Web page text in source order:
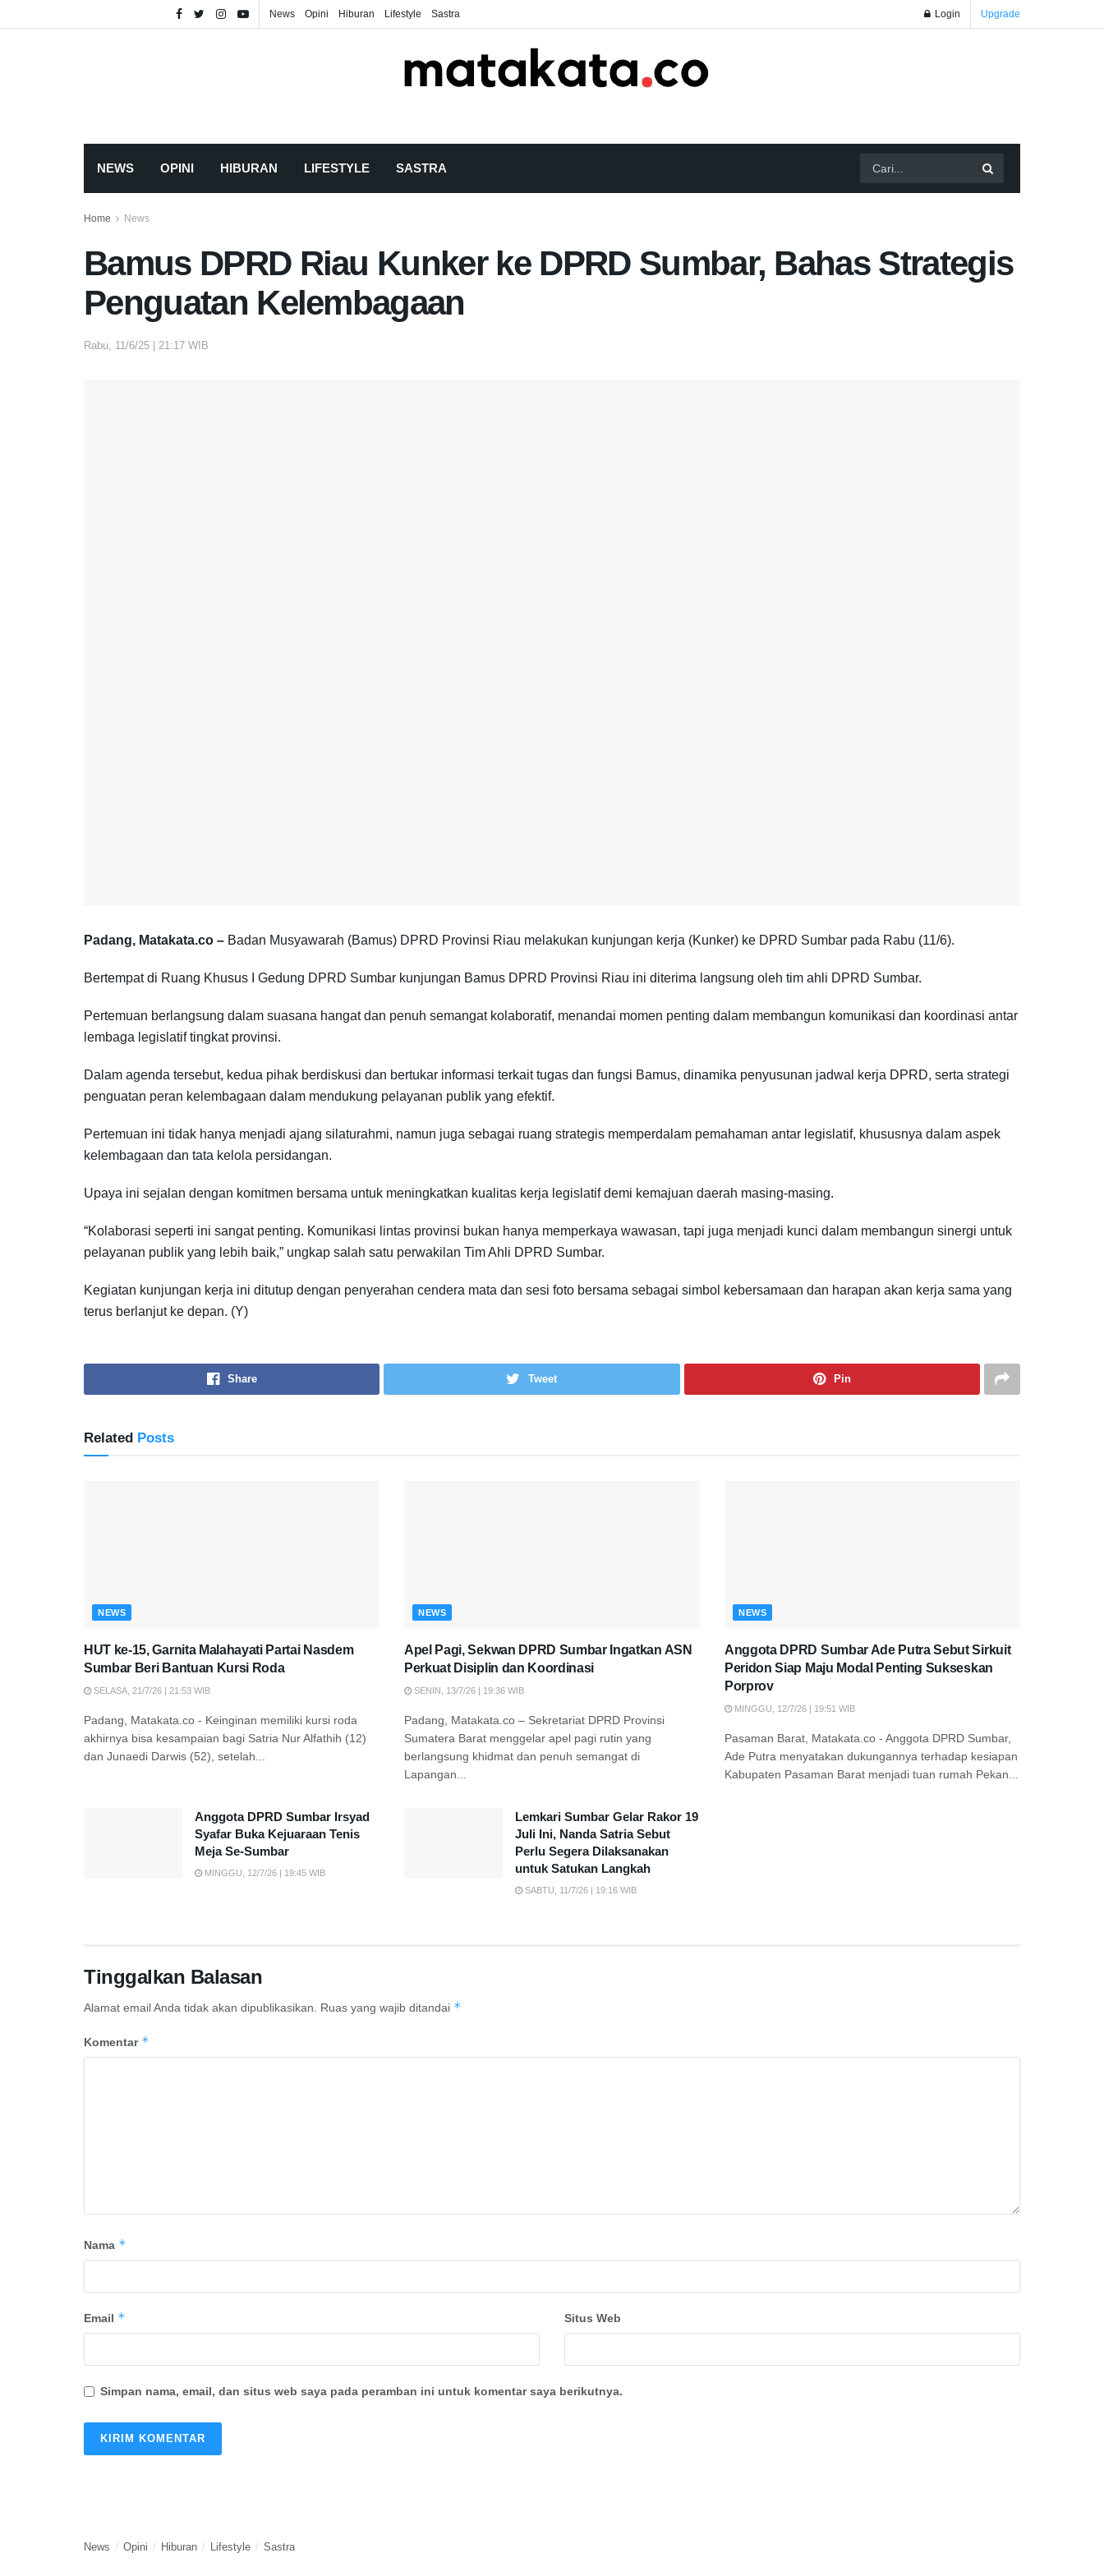
News Opini Hiburan Lifestyle Sastra Login Upgrade
NEWS OPINI HIBURAN LIFESTYLE SASTRA
Home News
Bamus DPRD Riau Kunker ke DPRD Sumbar, Bahas Strategis
Penguatan Kelembagaan
Rabu, 11/6/25 | 21:17 WIB
Padang, Matakata.co – Badan Musyawarah (Bamus) DPRD Provinsi Riau melakukan kunjungan kerja (Kunker) ke DPRD Sumbar pada Rabu (11/6).
Bertempat di Ruang Khusus I Gedung DPRD Sumbar kunjungan Bamus DPRD Provinsi Riau ini diterima langsung oleh tim ahli DPRD Sumbar.
Pertemuan berlangsung dalam suasana hangat dan penuh semangat kolaboratif, menandai momen penting dalam membangun komunikasi dan koordinasi antar
lembaga legislatif tingkat provinsi.
Dalam agenda tersebut, kedua pihak berdiskusi dan bertukar informasi terkait tugas dan fungsi Bamus, dinamika penyusunan jadwal kerja DPRD, serta strategi
penguatan peran kelembagaan dalam mendukung pelayanan publik yang efektif.
Pertemuan ini tidak hanya menjadi ajang silaturahmi, namun juga sebagai ruang strategis memperdalam pemahaman antar legislatif, khususnya dalam aspek
kelembagaan dan tata kelola persidangan.
Upaya ini sejalan dengan komitmen bersama untuk meningkatkan kualitas kerja legislatif demi kemajuan daerah masing-masing.
“Kolaborasi seperti ini sangat penting. Komunikasi lintas provinsi bukan hanya memperkaya wawasan, tapi juga menjadi kunci dalam membangun sinergi untuk
pelayanan publik yang lebih baik,” ungkap salah satu perwakilan Tim Ahli DPRD Sumbar.
Kegiatan kunjungan kerja ini ditutup dengan penyerahan cendera mata dan sesi foto bersama sebagai simbol kebersamaan dan harapan akan kerja sama yang
terus berlanjut ke depan. (Y)
Share Tweet Pin
Related Posts
NEWS
HUT ke-15, Garnita Malahayati Partai Nasdem
Sumbar Beri Bantuan Kursi Roda
SELASA, 21/7/26 | 21:53 WIB
Padang, Matakata.co - Keinginan memiliki kursi roda
akhirnya bisa kesampaian bagi Satria Nur Alfathih (12)
dan Junaedi Darwis (52), setelah...
NEWS
Apel Pagi, Sekwan DPRD Sumbar Ingatkan ASN
Perkuat Disiplin dan Koordinasi
SENIN, 13/7/26 | 19:36 WIB
Padang, Matakata.co – Sekretariat DPRD Provinsi
Sumatera Barat menggelar apel pagi rutin yang
berlangsung khidmat dan penuh semangat di
Lapangan...
NEWS
Anggota DPRD Sumbar Ade Putra Sebut Sirkuit
Peridon Siap Maju Modal Penting Sukseskan
Porprov
MINGGU, 12/7/26 | 19:51 WIB
Pasaman Barat, Matakata.co - Anggota DPRD Sumbar,
Ade Putra menyatakan dukungannya terhadap kesiapan
Kabupaten Pasaman Barat menjadi tuan rumah Pekan...
Anggota DPRD Sumbar Irsyad
Syafar Buka Kejuaraan Tenis
Meja Se-Sumbar
MINGGU, 12/7/26 | 19:45 WIB
Lemkari Sumbar Gelar Rakor 19
Juli Ini, Nanda Satria Sebut
Perlu Segera Dilaksanakan
untuk Satukan Langkah
SABTU, 11/7/26 | 19:16 WIB
Tinggalkan Balasan
Alamat email Anda tidak akan dipublikasikan. Ruas yang wajib ditandai *
Komentar *
Nama *
Email * Situs Web
Simpan nama, email, dan situs web saya pada peramban ini untuk komentar saya berikutnya.
News Opini Hiburan Lifestyle Sastra